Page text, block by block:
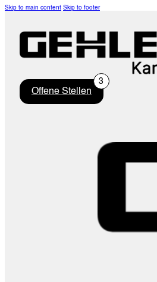
Skip to main content Skip to footer
Offene Stellen